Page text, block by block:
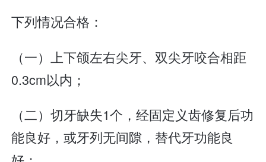
下列情况合格：
（一）上下颌左右尖牙、双尖牙咬合相距
0.3cm以内；
（二）切牙缺失1个，经固定义齿修复后功
能良好，或牙列无间隙，替代牙功能良